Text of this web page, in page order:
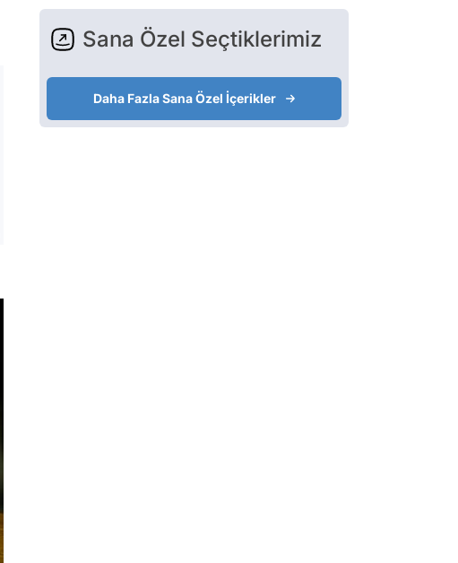
Sana Özel Seçtiklerimiz
Daha Fazla Sana Özel İçerikler